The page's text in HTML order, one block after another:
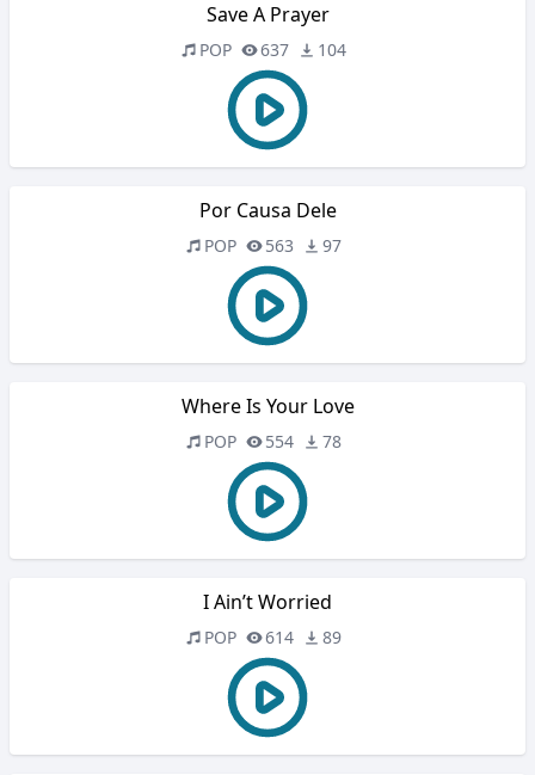
Save A Prayer
POP 637 104
Por Causa Dele
POP 563 97
Where Is Your Love
POP 554 78
I Ain’t Worried
POP 614 89